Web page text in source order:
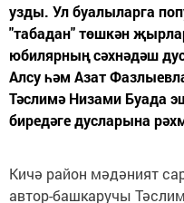
узды. Ул буалыларга
"табадан" төшкән
юбилярның сәхнәдәш
Алсу һәм Азат
Тәслимә Низами Буада
биредәге дусларына
Кичә район мәдәният
автор-башкаручы